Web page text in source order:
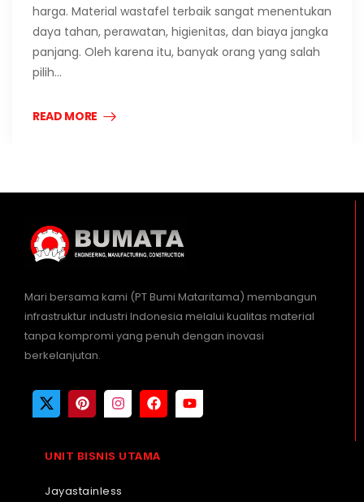
harga. Material wastafel terbaik sangat menentukan
daya tahan, perawatan, higienitas, dan biaya jangka
panjang. Oleh karena itu, banyak orang yang salah
pilih…
READ MORE
Mari bersama kami (PT Bumi Mataritama) membangun
infrastruktur industri Indonesia melalui kualitas material
tanpa kompromi yang penuh dengan inovasi
berkelanjutan.
UNIT BISNIS UTAMA
Jayastainless